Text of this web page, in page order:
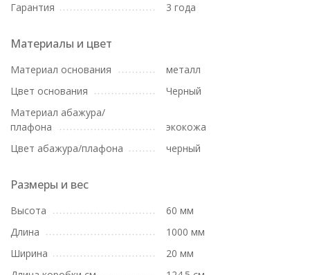
Гарантия 3 года
Материалы и цвет
Материал основания
металл
Цвет основания
Черный
Материал абажура/
плафона
экокожа
Цвет абажура/плафона
черный
Размеры и вес
Высота
60 мм
Длина
1000 мм
Ширина
20 мм